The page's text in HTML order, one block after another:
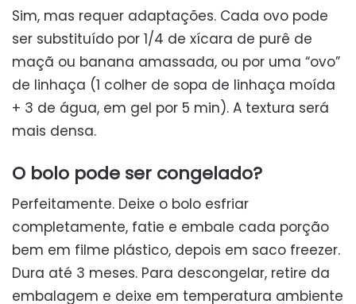
Sim, mas requer adaptações. Cada ovo pode
ser substituído por 1/4 de xícara de purê de
maçã ou banana amassada, ou por uma “ovo”
de linhaça (1 colher de sopa de linhaça moída
+ 3 de água, em gel por 5 min). A textura será
mais densa.
O bolo pode ser congelado?
Perfeitamente. Deixe o bolo esfriar
completamente, fatie e embale cada porção
bem em filme plástico, depois em saco freezer.
Dura até 3 meses. Para descongelar, retire da
embalagem e deixe em temperatura ambiente